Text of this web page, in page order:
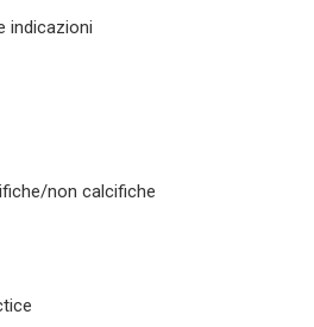
indicazioni
non calcifiche